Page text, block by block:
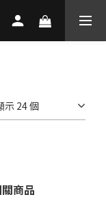
示 24 個
商品